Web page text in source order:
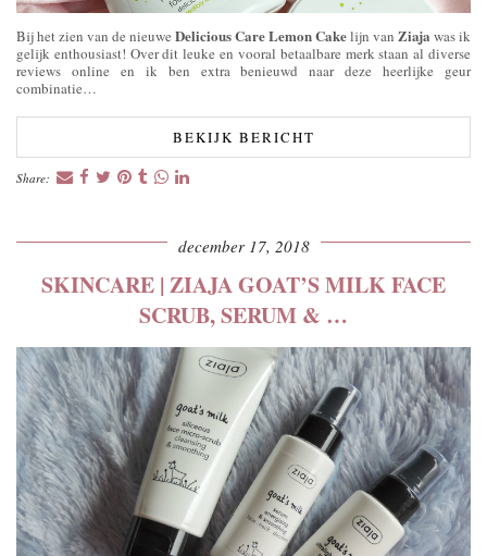
Bij het zien van de nieuwe Delicious Care Lemon Cakelijn van Ziaja was ik
gelijk enthousiast! Over dit leuke en vooral betaalbare merk staan al diverse
reviews online en ik ben extra benieuwd naar deze heerlijke geur
combinatie…
BEKIJK BERICHT
Share:
december 17, 2018
SKINCARE | ZIAJA GOAT’S MILK FACE
SCRUB, SERUM & …